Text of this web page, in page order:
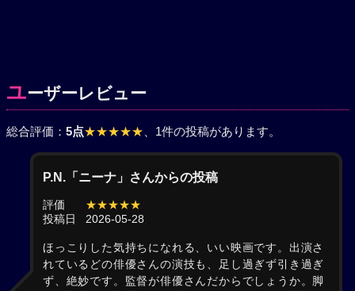
ユーザーレビュー
総合評価： 5点★★★★★ 、1件の投稿があります。
P.N.「ニーナ」さんからの投稿
評価
★★★★★
投稿日
2026-05-28
ほっこりした気持ちになれる、いい映画です。出演さ
れているどの俳優さんの演技も、足し過ぎず引き過ぎ
ず、絶妙です。監督が俳優さんだからでしょうか。脚